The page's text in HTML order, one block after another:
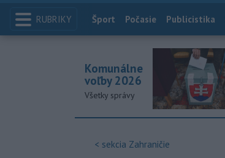
RUBRIKY Index
Šport Počasie Publicistika
Komunálne
voľby 2026
Všetky správy
< sekcia Zahraničie